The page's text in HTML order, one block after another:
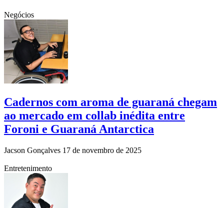
Negócios
Cadernos com aroma de guaraná chegam
ao mercado em collab inédita entre
Foroni e Guaraná Antarctica
Jacson Gonçalves 17 de novembro de 2025
Entretenimento